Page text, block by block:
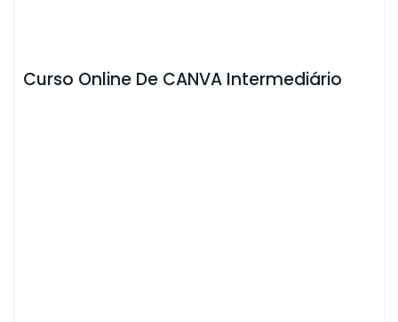
Curso Online De CANVA Intermediário